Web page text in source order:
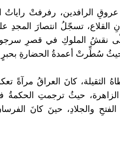
الرافدين، رفرفتْ راياتُ
تسجّلُ انتصارَ المجدِ
نقشُ الملوكِ في قصرِ
حيثُ سُطِّرتْ أعمدةُ الحضارةِ بحبرٍ
الثقيلة، كانَ العراقُ مرآةً
الزاهرة، حيثُ ترجمتِ
والجلادِ، حينَ كانَ